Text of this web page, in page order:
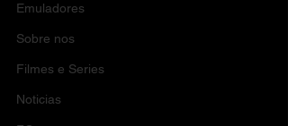
Emuladores
Sobre nos
Filmes e Series
Noticias